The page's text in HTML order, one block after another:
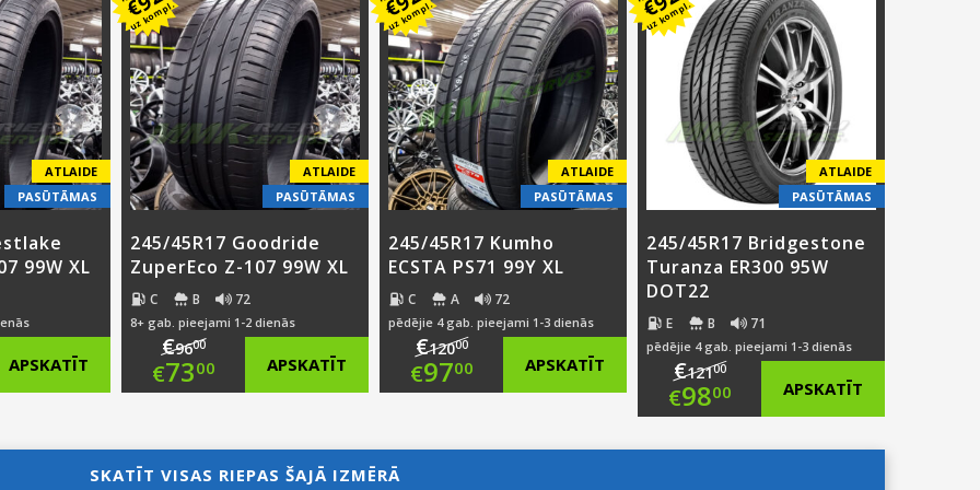
was:
€107.00.
price
is:
€78.00.
was:
€118.00.
price
is:
€92.00.
was:
€119.00.
price
is:
€98.00.
ATLAIDE
PASŪTĀMAS
99W XL
APSKATĪT
€
uz kompl.
ATLAIDE
PASŪTĀMAS
245/45R17 Goodride
ZuperEco Z-107 99W XL
C B 72
8+ gab. pieejami 1-2 dienās
€9600
Original
was:
€7300
price
APSKATĪT
€
uz kompl.
ATLAIDE
PASŪTĀMAS
245/45R17 Kumho
ECSTA PS71 99Y XL
C A 72
pēdējie 4 gab. pieejami 1-3 dienās
€12000
Original
was:
€9700
price
APSKATĪT
€
uz kompl.
ATLAIDE
PASŪTĀMAS
245/45R17 Bridgestone
Turanza ER300 95W
DOT22
E B 71
pēdējie 4 gab. pieejami 1-3 dienās
€12100
Original
€9800 APSKATĪT
SKATĪT VISAS RIEPAS ŠAJĀ IZMĒRĀ